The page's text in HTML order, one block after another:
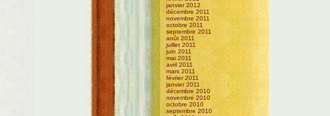
janvier 2012
décembre 2011
novembre 2011
octobre 2011
septembre 2011
août 2011
juillet 2011
juin 2011
mai 2011
avril 2011
mars 2011
février 2011
janvier 2011
décembre 2010
novembre 2010
octobre 2010
septembre 2010